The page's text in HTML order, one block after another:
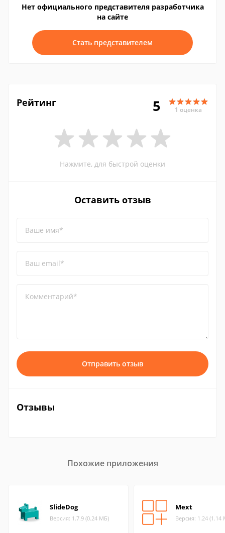
Нет официального представителя разработчика
на сайте
Стать представителем
Рейтинг 5 1 оценка
Нажмите, для быстрой оценки
Оставить отзыв
Ваше имя*
Ваш email*
Комментарий*
Отправить отзыв
Отзывы
Похожие приложения
SlideDog
Версия: 1.7.9 (0.24 МБ)
Mext
Версия: 1.24 (1.14